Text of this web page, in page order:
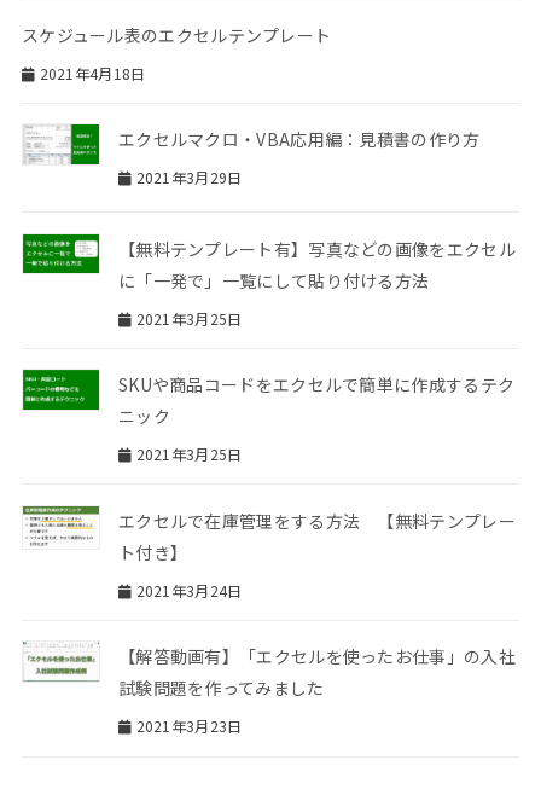
スケジュール表のエクセルテンプレート
2021年4月18日
エクセルマクロ・VBA応用編：見積書の作り方
2021年3月29日
【無料テンプレート有】写真などの画像をエクセル
に「一発で」一覧にして貼り付ける方法
2021年3月25日
SKUや商品コードをエクセルで簡単に作成するテク
ニック
2021年3月25日
エクセルで在庫管理をする方法 【無料テンプレー
ト付き】
2021年3月24日
【解答動画有】「エクセルを使ったお仕事」の入社
試験問題を作ってみました
2021年3月23日